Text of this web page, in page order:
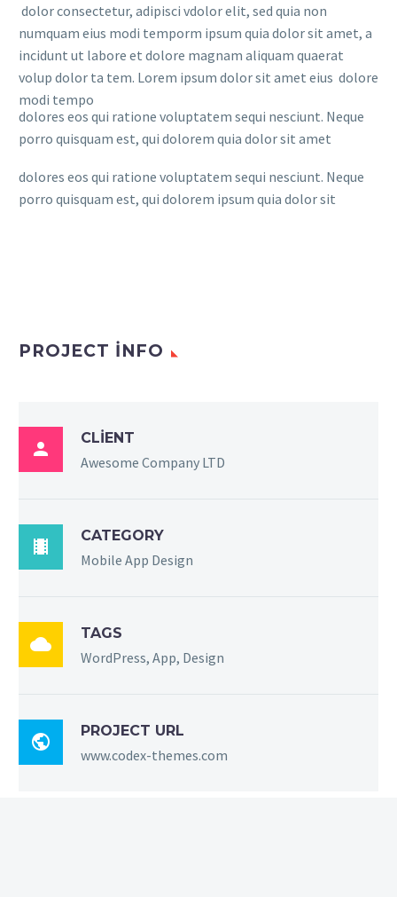
dolor consectetur, adipisci vdolor elit, sed quia non
numquam eius modi temporm ipsum quia dolor sit amet, a
incidunt ut labore et dolore magnam aliquam quaerat
volup dolor ta tem. Lorem ipsum dolor sit amet eius dolore
modi tempo
dolores eos qui ratione voluptatem sequi nesciunt. Neque
porro quisquam est, qui dolorem quia dolor sit amet
dolores eos qui ratione voluptatem sequi nesciunt. Neque
porro quisquam est, qui dolorem ipsum quia dolor sit
PROJECT INFO

CLIENT
Awesome Company LTD

CATEGORY
Mobile App Design

TAGS
WordPress, App, Design

PROJECT URL
www.codex-themes.com